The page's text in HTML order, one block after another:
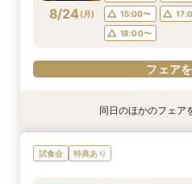
フェアを
フェアを
フェアを
18:00〜
フェアを
18:00〜
フェアを
18:00〜
フェアを
8/24 (月)
15:00〜
18:00〜
フェア
特典あり
【料理重視の方必
ブリアン×オマー
【フォト婚・挙式
なんでも相談会◆
特典あり
【２件目以降の見
＆予算相談会＼ド
衣装試着 特典あり
【40～70名おすす
＆会場見学×じっく
衣装試着 特典あり
【初めて見学に】
典＆来館7万ギフト
特典あり
平日限定開催！マ
★【来館7万ギフト
特典あり
《庭園挙式ORチャ
万など最大7万ギ
同日のほかのフェア
試食会 特典あり